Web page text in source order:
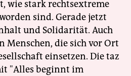
wie stark rechtsextreme
sind. Gerade jetzt
und Solidarität. Auch
Menschen, die sich vor Ort
einsetzen. Die taz
"Alles beginnt im